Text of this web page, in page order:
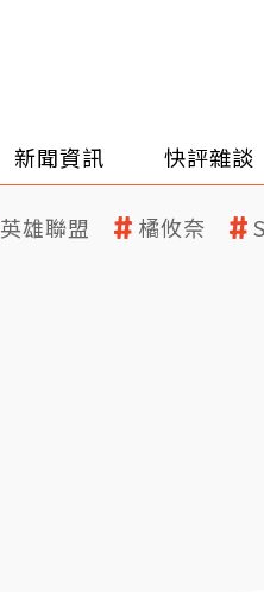
新聞資訊 快評雜談
英雄聯盟 橘攸奈